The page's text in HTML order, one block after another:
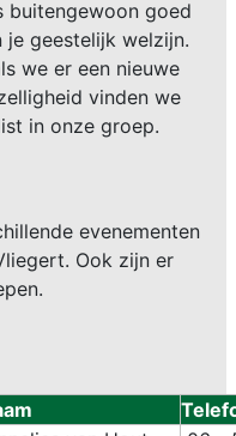
buitengewoon goed
geestelijk welzijn.
we er een nieuwe
vinden we
in onze groep.
evenementen
Ook zijn er